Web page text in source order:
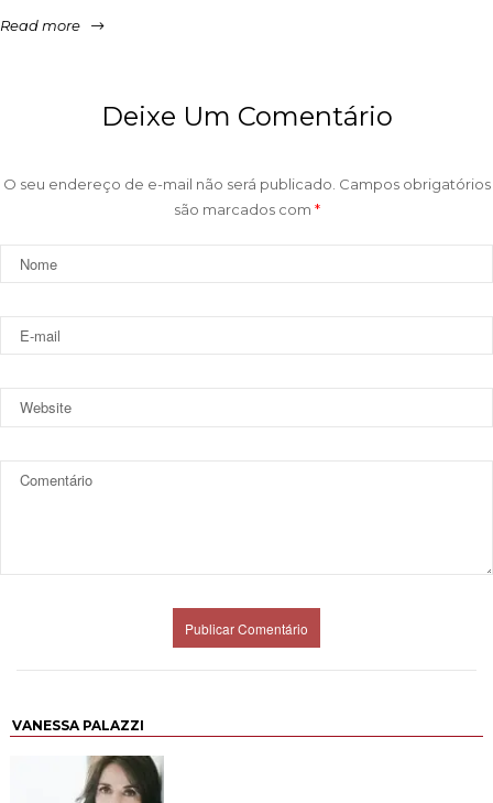
Read more
Deixe Um Comentário
O seu endereço de e-mail não será publicado. Campos obrigatórios
são marcados com *
VANESSA PALAZZI